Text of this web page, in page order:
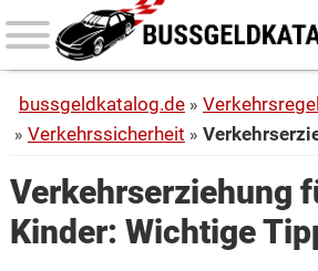
Skip
to
content
Skip
to
sidebar
bussgeldkatalog.de
Verkehrssicherheit
Verkehrserziehung
Kinder: Wichtige